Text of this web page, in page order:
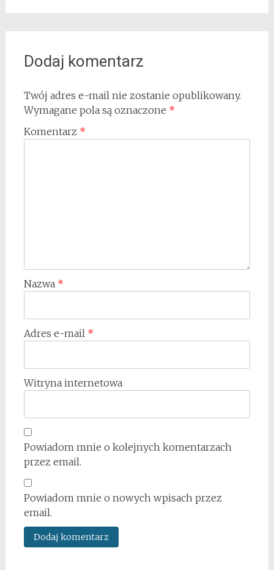
Dodaj komentarz
Twój adres e-mail nie zostanie opublikowany.
Wymagane pola są oznaczone *
Komentarz *
Nazwa *
Adres e-mail *
Witryna internetowa
Powiadom mnie o kolejnych komentarzach
przez email.
Powiadom mnie o nowych wpisach przez
email.